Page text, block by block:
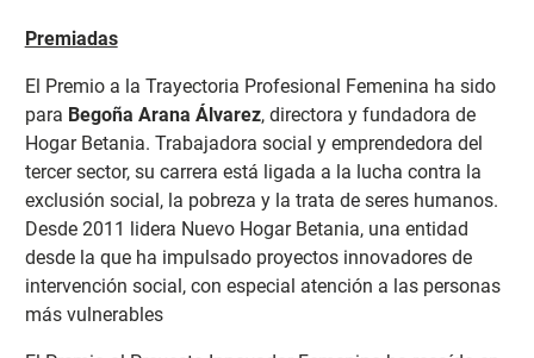
Premiadas
El Premio a la Trayectoria Profesional Femenina ha sido
para Begoña Arana Álvarez, directora y fundadora de
Hogar Betania. Trabajadora social y emprendedora del
tercer sector, su carrera está ligada a la lucha contra la
exclusión social, la pobreza y la trata de seres humanos.
Desde 2011 lidera Nuevo Hogar Betania, una entidad
desde la que ha impulsado proyectos innovadores de
intervención social, con especial atención a las personas
más vulnerables